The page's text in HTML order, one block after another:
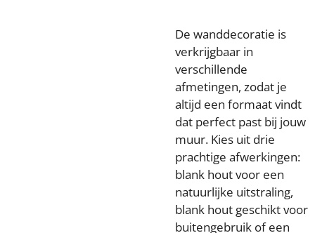
De wanddecoratie is
verkrijgbaar in
verschillende
afmetingen, zodat je
altijd een formaat vindt
dat perfect past bij jouw
muur. Kies uit drie
prachtige afwerkingen:
blank hout voor een
natuurlijke uitstraling,
blank hout geschikt voor
buitengebruik of een